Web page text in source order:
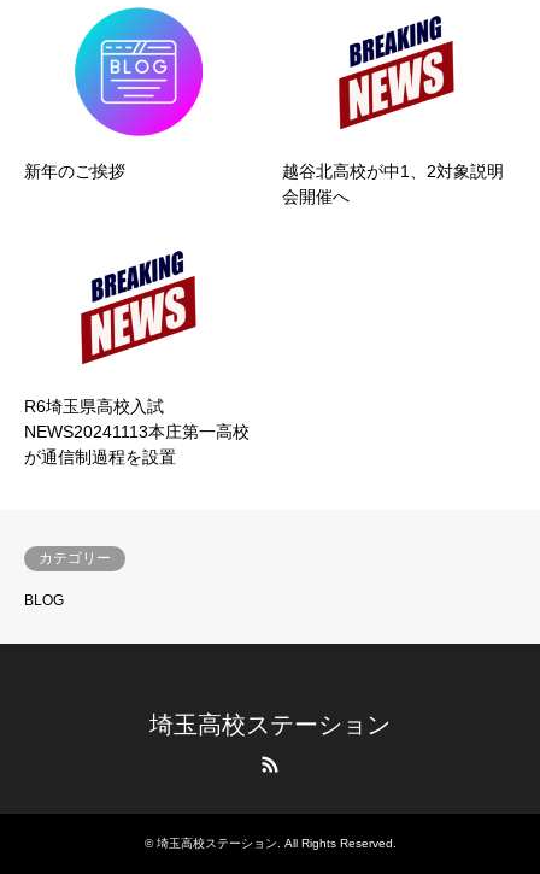
新年のご挨拶
越谷北高校が中1、2対象説明
会開催へ
R6埼玉県高校入試
NEWS20241113本庄第一高校
が通信制過程を設置
カテゴリー
BLOG
埼玉高校ステーション
©埼玉高校ステーション . All Rights Reserved.